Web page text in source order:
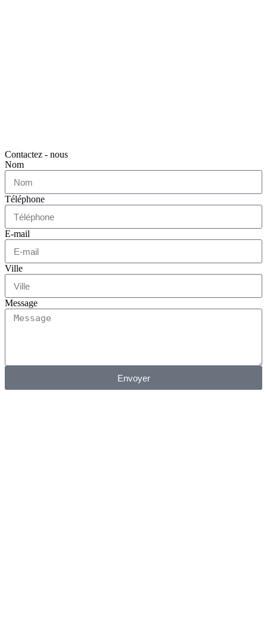
Contactez - nous
Nom
Téléphone
E-mail
Ville
Message
Envoyer